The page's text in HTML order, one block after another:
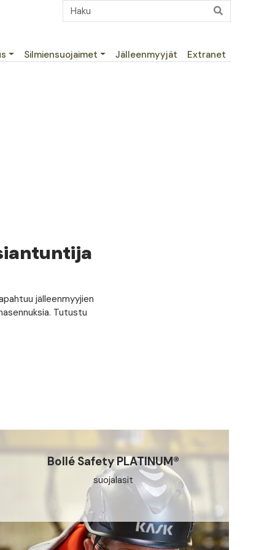
Silmiensuojaimet Jälleenmyyjät Extranet
jälleenmyyjien
Tutustu
Bollé Safety PLATINUM®
suojalasit